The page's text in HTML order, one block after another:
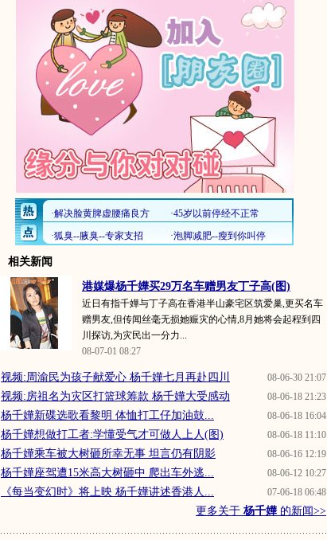
相关新闻
港媒爆杨千嬅买29万名车赠男友丁子高(图)
近日有指千嬅与丁子高在香港半山豪宅区筑爱巢,更买名车
赠男友,但传闻丝毫无损她赈灾的心情,8月她将会起程到四
川探访,为灾民出一分力...
08-07-01 08:27
08-06-30 21:07
视频:周渝民为孩子献爱心 杨千嬅七月再赴四川
08-06-18 21:23
视频:房祖名为灾区打篮球筹款 杨千嬅大受感动
08-06-18 16:04
杨千嬅新碟选歌看黎明 体恤打工仔加油鼓...
08-06-18 11:10
杨千嬅想做打工者:学懂受气才可做人上人(图)
08-06-16 12:19
杨千嬅乘车被大树砸所幸无事 坦言仍有阴影
08-06-12 10:27
杨千嬅座驾遭15米高大树砸中 爬出车外逃...
07-06-18 06:48
《每当变幻时》将上映 杨千嬅讲述香港人...
更多关于 杨千嬅的新闻>>